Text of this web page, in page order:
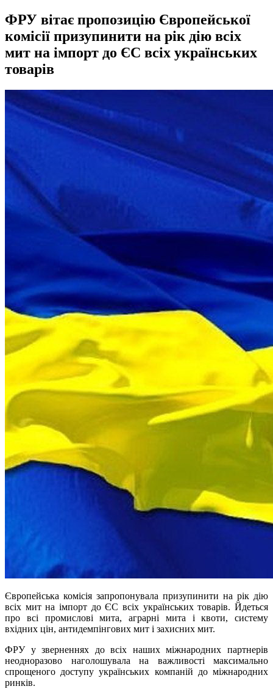
ФРУ вітає пропозицію Європейської
комісії призупинити на рік дію всіх
мит на імпорт до ЄС всіх українських
товарів
Європейська комісія запропонувала призупинити на рік дію
всіх мит на імпорт до ЄС всіх українських товарів. Йдеться
про всі промислові мита, аграрні мита і квоти, систему
вхідних цін, антидемпінгових мит і захисних мит.
ФРУ у зверненнях до всіх наших міжнародних партнерів
неодноразово наголошувала на важливості максимально
спрощеного доступу українських компаній до міжнародних
ринків.